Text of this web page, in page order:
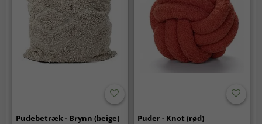
Pudebetræk - Brynn (beige) Puder - Knot (rød)